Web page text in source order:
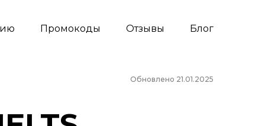
Промокоды Отзывы Блог
Обновлено 21.01.2025